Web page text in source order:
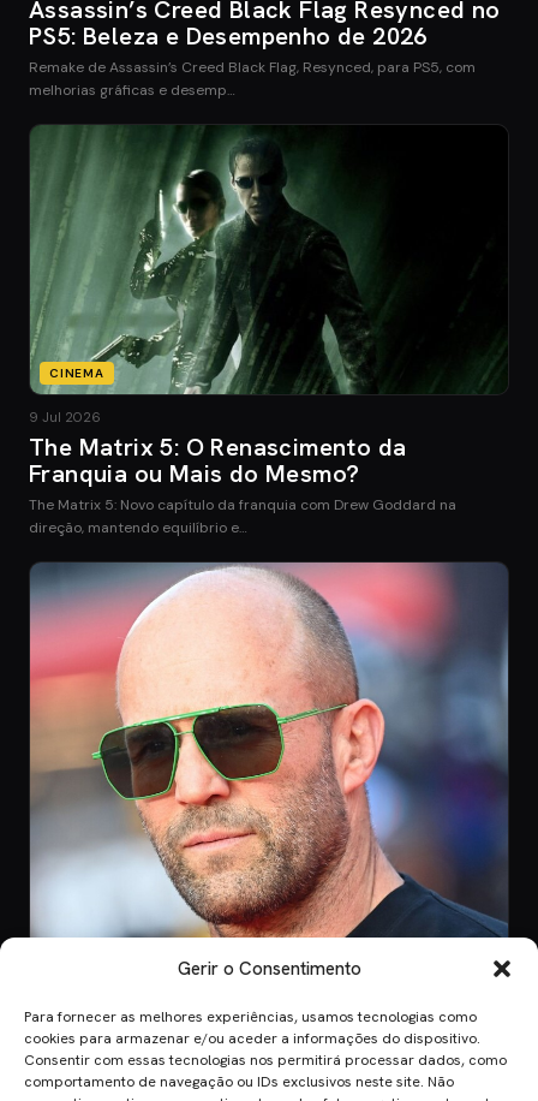
Gerir o Consentimento
Para fornecer as melhores experiências, usamos tecnologias como
cookies para armazenar e/ou aceder a informações do dispositivo.
Consentir com essas tecnologias nos permitirá processar dados, como
comportamento de navegação ou IDs exclusivos neste site. Não
Assassin’s Creed Black Flag Resynced no
PS5: Beleza e Desempenho de 2026
Remake de Assassin’s Creed Black Flag, Resynced, para PS5, com
melhorias gráficas e desemp…
CINEMA
9 Jul 2026
The Matrix 5: O Renascimento da
Franquia ou Mais do Mesmo?
The Matrix 5: Novo capítulo da franquia com Drew Goddard na
direção, mantendo equilíbrio e…
CINEMA
8 Jul 2026
Mutiny: O Novo Thriller de Ação de Jason